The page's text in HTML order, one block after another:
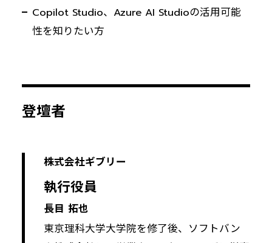
Copilot Studio、Azure AI Studioの活用可能
性を知りたい方
登壇者
株式会社ギブリー
執行役員
長目 拓也
東京理科大学大学院を修了後、ソフトバン